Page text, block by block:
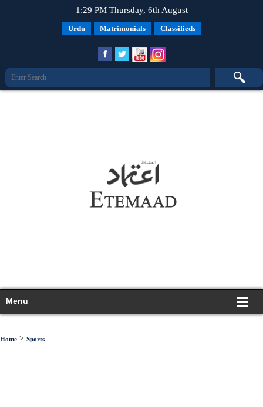
1:29 PM Thursday, 6th August
Urdu Matrimonials Classifieds
Menu
Home > Sports